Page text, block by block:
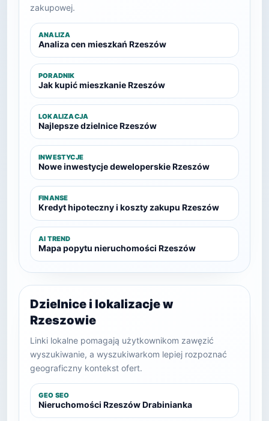
zakupowej.
ANALIZA
Analiza cen mieszkań Rzeszów
PORADNIK
Jak kupić mieszkanie Rzeszów
LOKALIZACJA
Najlepsze dzielnice Rzeszów
INWESTYCJE
Nowe inwestycje deweloperskie Rzeszów
FINANSE
Kredyt hipoteczny i koszty zakupu Rzeszów
AI TREND
Mapa popytu nieruchomości Rzeszów
Dzielnice i lokalizacje w
Rzeszowie
Linki lokalne pomagają użytkownikom zawęzić
wyszukiwanie, a wyszukiwarkom lepiej rozpoznać
geograficzny kontekst ofert.
GEO SEO
Nieruchomości Rzeszów Drabinianka